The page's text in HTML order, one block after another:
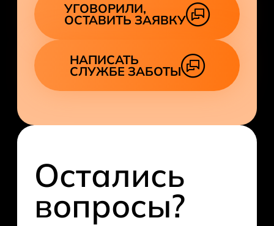
УГОВОРИЛИ,
ОСТАВИТЬ ЗАЯВКУ
НАПИСАТЬ
СЛУЖБЕ ЗАБОТЫ
Остались
вопросы?